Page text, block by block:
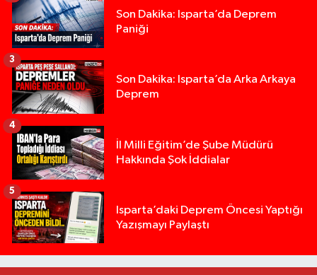
Son Dakika: Isparta’da Deprem
Paniği
Son Dakika: Isparta’da Arka Arkaya
Deprem
3
İl Milli Eğitim’de Şube Müdürü
Hakkında Şok İddialar
4
Isparta’daki Deprem Öncesi Yaptığı
Yazışmayı Paylaştı
5
13:00 |Yığılca'da kardeşler arasındaki silahlı kavgada
12:48 |Tur teknesi çalışanlarının birbirine girdiği kavga
02:26 |MOTOSİKLETLE ÇARPIŞAN OTOMOBİL GÜL